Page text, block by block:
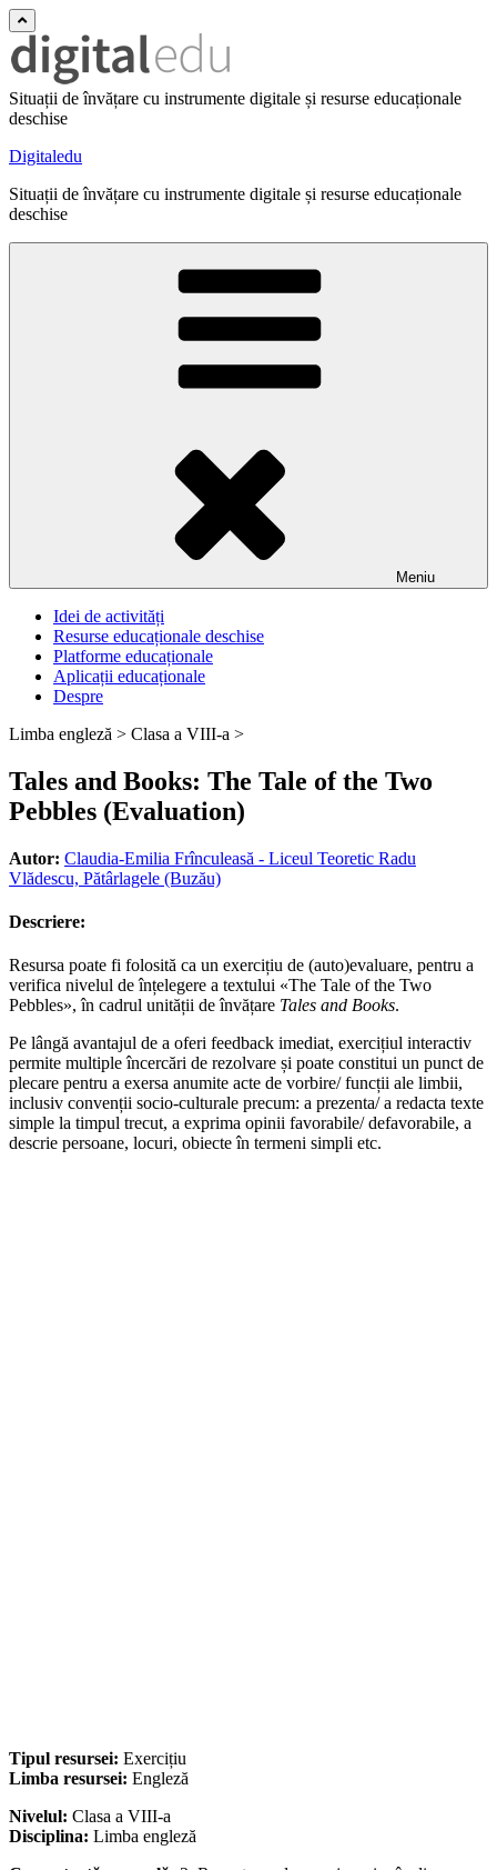
Situații de învățare cu instrumente digitale și resurse educaționale
deschise
Digitaledu
Situații de învățare cu instrumente digitale și resurse educaționale
deschise
Meniu
Idei de activități
Resurse educaționale deschise
Platforme educaționale
Aplicații educaționale
Despre
Limba engleză > Clasa a VIII-a >
Tales and Books: The Tale of the Two
Pebbles (Evaluation)
Autor: Claudia-Emilia Frînculeasă - Liceul Teoretic Radu
Vlădescu, Pătârlagele (Buzău)
Descriere:
Resursa poate fi folosită ca un exercițiu de (auto)evaluare, pentru a
verifica nivelul de înțelegere a textului «The Tale of the Two
Pebbles», în cadrul unității de învățare Tales and Books.
Pe lângă avantajul de a oferi feedback imediat, exercițiul interactiv
permite multiple încercări de rezolvare și poate constitui un punct de
plecare pentru a exersa anumite acte de vorbire/ funcții ale limbii,
inclusiv convenții socio-culturale precum: a prezenta/ a redacta texte
simple la timpul trecut, a exprima opinii favorabile/ defavorabile, a
descrie persoane, locuri, obiecte în termeni simpli etc.
Tipul resursei: Exercițiu
Limba resursei: Engleză
Nivelul: Clasa a VIII-a
Disciplina: Limba engleză